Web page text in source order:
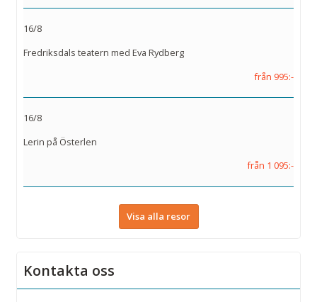
16/8
Fredriksdals teatern med Eva Rydberg
från 995:-
16/8
Lerin på Österlen
från 1 095:-
Visa alla resor
Kontakta oss